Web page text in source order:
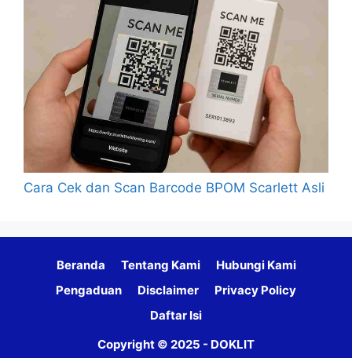
Cara Cek dan Scan Barcode BPOM Scarlett Asli
Beranda Tentang Kami
Hubungi Kami
Pengaduan
Disclaimer
Privacy Policy
Daftar Isi
Copyright © 2025 - DOKLIT